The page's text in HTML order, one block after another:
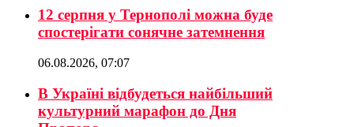
12 серпня у Тернополі можна буде
спостерігати сонячне затемнення
06.08.2026, 07:07
В Україні відбудеться найбільший
культурний марафон до Дня